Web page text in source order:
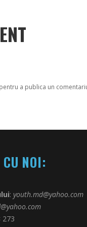
pentru a publica un
NOI:
: youth.md@yahoo.com
273